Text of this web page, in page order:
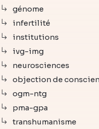
génome
infertilité
institutions
ivg-img
neurosciences
objection de
ogm-ntg
pma-gpa
transhumanisme